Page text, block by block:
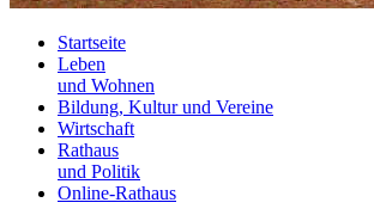
Startseite
Leben
und Wohnen
Bildung, Kultur und Vereine
Wirtschaft
Rathaus
und Politik
Online-Rathaus